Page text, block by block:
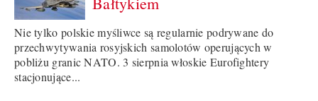
Nie tylko polskie myśliwce są regularnie podrywane do
przechwytywania rosyjskich samolotów operujących w
pobliżu granic NATO. 3 sierpnia włoskie Eurofightery
stacjonujące...